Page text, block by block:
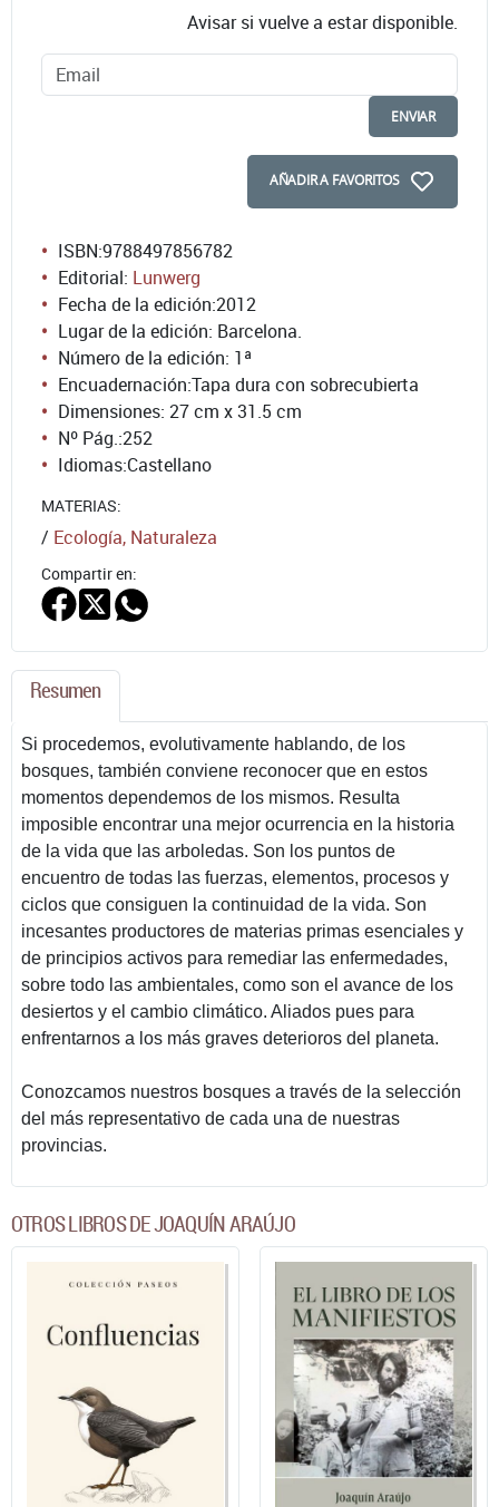
Avisar si vuelve a estar disponible.
ENVIAR
AÑADIR A FAVORITOS
ISBN:9788497856782
Editorial: Lunwerg
Fecha de la edición:2012
Lugar de la edición: Barcelona.
Número de la edición: 1ª
Encuadernación:Tapa dura con sobrecubierta
Dimensiones: 27 cm x 31.5 cm
Nº Pág.:252
Idiomas:Castellano
MATERIAS:
/ Ecología, Naturaleza
Compartir en:
Resumen
Si procedemos, evolutivamente hablando, de los
bosques, también conviene reconocer que en estos
momentos dependemos de los mismos. Resulta
imposible encontrar una mejor ocurrencia en la historia
de la vida que las arboledas. Son los puntos de
encuentro de todas las fuerzas, elementos, procesos y
ciclos que consiguen la continuidad de la vida. Son
incesantes productores de materias primas esenciales y
de principios activos para remediar las enfermedades,
sobre todo las ambientales, como son el avance de los
desiertos y el cambio climático. Aliados pues para
enfrentarnos a los más graves deterioros del planeta.
Conozcamos nuestros bosques a través de la selección
del más representativo de cada una de nuestras
provincias.
OTROS LIBROS DE JOAQUÍN ARAÚJO